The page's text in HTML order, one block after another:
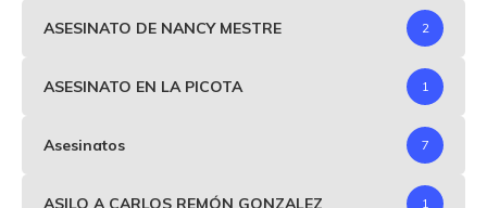
ASESINATO DE NANCY MESTRE 2
ASESINATO EN LA PICOTA 1
Asesinatos 7
ASILO A CARLOS REMÓN GONZALEZ 1